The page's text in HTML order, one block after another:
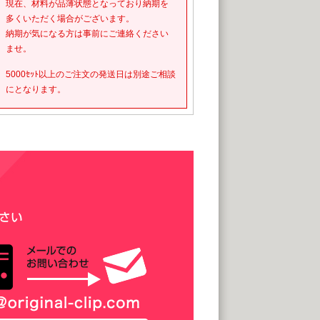
現在、材料が品薄状態となっており納期を
多くいただく場合がございます。
納期が気になる方は事前にご連絡ください
ませ。
5000ｾｯﾄ以上のご注文の発送日は別途ご相談
にとなります。